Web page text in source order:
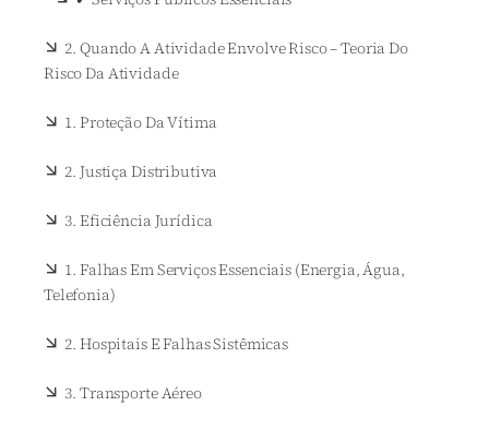
2.Quando A Atividade Envolve Risco – Teoria Do
Risco Da Atividade
1. Proteção Da Vítima
2. Justiça Distributiva
3. Eficiência Jurídica
1. Falhas Em Serviços Essenciais (energia, Água,
Telefonia)
2. Hospitais E Falhas Sistêmicas
3. Transporte Aéreo